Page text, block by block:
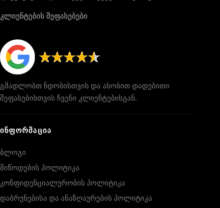
კლიენტების შეფასებები
გმადლობთ ნდობისთვის და ასობით დადებითი
შეფასებისთვის ჩვენი კლიენტებისგან.
ᲘᲜᲤᲝᲠᲛᲐᲪᲘᲐ
ბლოგი
მიწოდების პოლიტიკა
კონფიდენციალურობის პოლიტიკა
დაბრუნებისა და ანაზღაურების პოლიტიკა